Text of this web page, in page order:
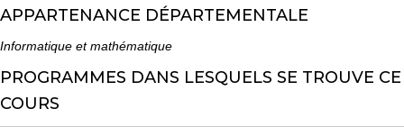
APPARTENANCE DÉPARTEMENTALE
Informatique et mathématique
PROGRAMMES DANS LESQUELS SE TROUVE CE
COURS